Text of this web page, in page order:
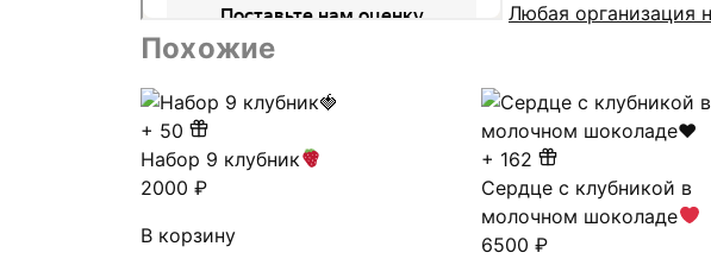
Любая организация
Похожие
+ 50
Набор 9 клубник
2000 ₽
В корзину
+ 162
Сердце с клубникой в
молочном шоколаде
6500₽